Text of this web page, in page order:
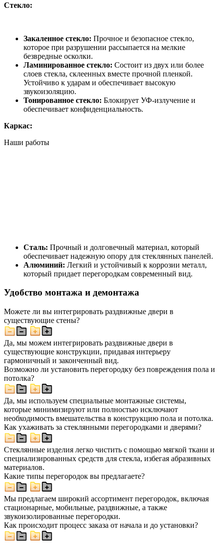
Стекло:
Закаленное стекло: Прочное и безопасное стекло,
которое при разрушении рассыпается на мелкие
безвредные осколки.
Ламинированное стекло: Состоит из двух или более
слоев стекла, склеенных вместе прочной пленкой.
Устойчиво к ударам и обеспечивает высокую
звукоизоляцию.
Тонированное стекло: Блокирует УФ-излучение и
обеспечивает конфиденциальность.
Каркас:
Наши работы
Сталь: Прочный и долговечный материал, который
обеспечивает надежную опору для стеклянных панелей.
Алюминий: Легкий и устойчивый к коррозии металл,
который придает перегородкам современный вид.
Удобство монтажа и демонтажа
Можете ли вы интегрировать раздвижные двери в
существующие стены?
Да, мы можем интегрировать раздвижные двери в
существующие конструкции, придавая интерьеру
гармоничный и законченный вид.
Возможно ли установить перегородку без повреждения пола и
потолка?
Да, мы используем специальные монтажные системы,
которые минимизируют или полностью исключают
необходимость вмешательства в конструкцию пола и потолка.
Как ухаживать за стеклянными перегородками и дверями?
Стеклянные изделия легко чистить с помощью мягкой ткани и
специализированных средств для стекла, избегая абразивных
материалов.
Какие типы перегородок вы предлагаете?
Мы предлагаем широкий ассортимент перегородок, включая
стационарные, мобильные, раздвижные, а также
звукоизолированные перегородки.
Как происходит процесс заказа от начала и до установки?